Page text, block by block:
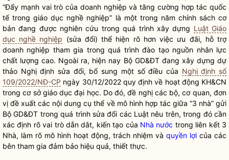
“Đẩy mạnh vai trò của doanh nghiệp và tăng cường hợp tác quốc
tế trong giáo dục nghề nghiệp” là một trong năm chính sách cơ
bản đang được nghiên cứu trong quá trình xây dựng Luật Giáo
dục nghề nghiệp (sửa đổi) thể hiện rõ hơn việc ưu đãi, hỗ trợ
doanh nghiệp tham gia trong quá trình đào tạo nguồn nhân lực
chất lượng cao. Ngoài ra, hiện nay Bộ GD&ĐT đang xây dựng dự
thảo Nghị định sửa đổi, bổ sung một số điều của Nghị định số
109/2022/NĐ-CP ngày 30/12/2022 quy định về hoạt động KH&CN
trong cơ sở giáo dục đại học. Do đó, đề nghị các bộ, cơ quan, đơn
vị đề xuất các nội dung cụ thể về mô hình hợp tác giữa “3 nhà” gửi
Bộ GD&ĐT trong quá trình sửa đổi các Luật nêu trên, trong đó cần
xác định rõ vai trò dẫn dắt, kiến tạo của Nhà nước trong liên kết 3
Nhà, làm rõ mô hình hoạt động, trách nhiệm và quyền lợi của các
bên tham gia đảm bảo hiệu quả, thiết thực.